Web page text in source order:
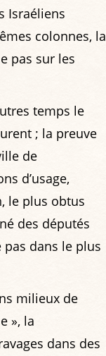
Israéliens
colonnes, la
pas sur les
temps le
; la preuve
de
d’usage,
le plus obtus
des députés
pas dans le plus
milieux de
», la
dans des